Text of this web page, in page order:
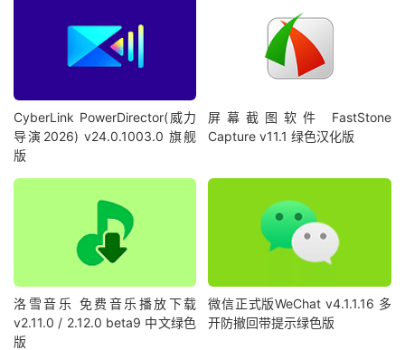
CyberLink PowerDirector(威力
导演2026) v24.0.1003.0 旗舰
版
屏幕截图软件 FastStone
Capture v11.1 绿色汉化版
洛雪音乐 免费音乐播放下载
v2.11.0 / 2.12.0 beta9 中文绿色
版
微信正式版WeChat v4.1.1.16 多
开防撤回带提示绿色版